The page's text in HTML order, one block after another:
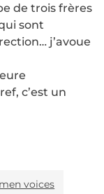
de trois frères
sont
j’avoue
c’est un
voices